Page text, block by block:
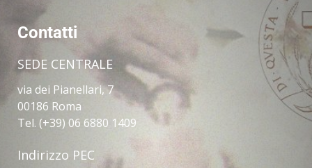
Contatti
SEDE CENTRALE
via dei Pianellari, 7
00186 Roma
Tel. (+39) 06 6880 1409
Indirizzo PEC